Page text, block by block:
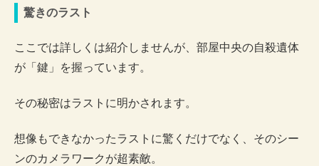
驚きのラスト
ここでは詳しくは紹介しませんが、部屋中央の自殺遺体
が「鍵」を握っています。
その秘密はラストに明かされます。
想像もできなかったラストに驚くだけでなく、そのシー
ンのカメラワークが超素敵。